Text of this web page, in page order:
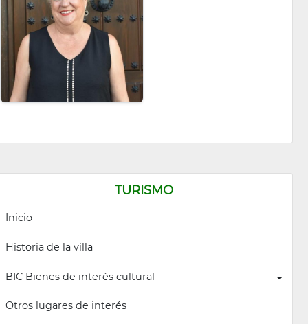
TURISMO
Inicio
Historia de la villa
BIC Bienes de interés cultural
Otros lugares de interés